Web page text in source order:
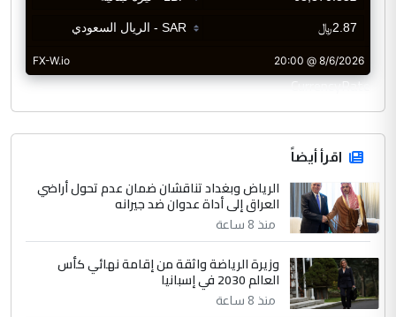
CurrencyRate
اقرأ أيضاً
الرياض وبغداد تناقشان ضمان عدم تحول أراضي
العراق إلى أداة عدوان ضد جيرانه
منذ 8 ساعة
وزيرة الرياضة واثقة من إقامة نهائي كأس
العالم 2030 في إسبانيا
منذ 8 ساعة